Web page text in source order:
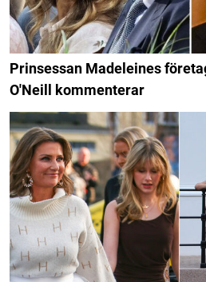
Prinsessan Madeleines
O'Neill kommenterar